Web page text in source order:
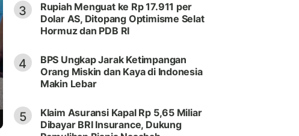
3
Rupiah Menguat ke Rp 17.911 per
Dolar AS, Ditopang Optimisme Selat
Hormuz dan PDB RI
4
BPS Ungkap Jarak Ketimpangan
Orang Miskin dan Kaya di Indonesia
Makin Lebar
5
Klaim Asuransi Kapal Rp 5,65 Miliar
Dibayar BRI Insurance, Dukung